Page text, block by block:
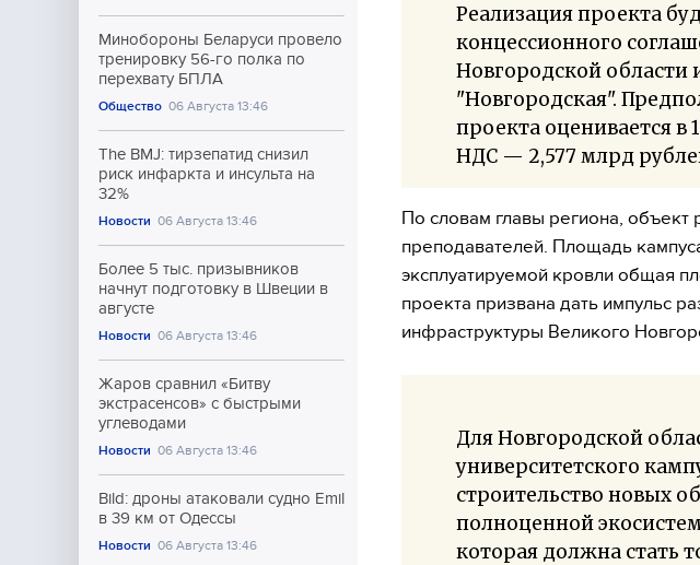
Минобороны Беларуси провело
тренировку 56-го полка по
перехвату БПЛА
Общество 06 Августа 13:46
The BMJ: тирзепатид снизил
риск инфаркта и инсульта на
32%
Новости 06 Августа 13:46
Более 5 тыс. призывников
начнут подготовку в Швеции в
августе
Новости 06 Августа 13:46
Жаров сравнил «Битву
экстрасенсов» с быстрыми
углеводами
Новости 06 Августа 13:46
Bild: дроны атаковали судно Emil
в 39 км от Одессы
Новости 06 Августа 13:46
Реализация проекта
концессионного
Новгородской
"Новгородская".
проекта оценивается в
НДС — 2,577 млрд
По словам главы региона, объект
преподавателей. Площадь
эксплуатируемой кровли общая
проекта призвана дать импульс
инфраструктуры Великого
Для Новгородской
университетского
строительство новых
полноценной
которая должна стать